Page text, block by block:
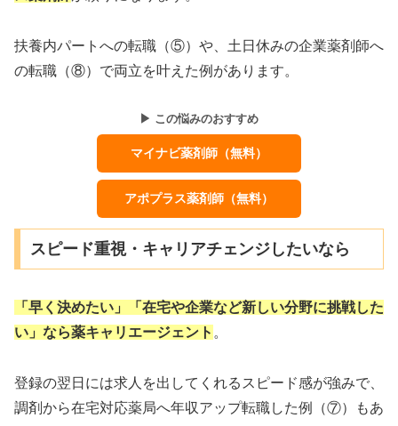
扶養内パートへの転職（⑤）や、土日休みの企業薬剤師へ
の転職（⑧）で両立を叶えた例があります。
▶ この悩みのおすすめ
マイナビ薬剤師（無料）
アポプラス薬剤師（無料）
スピード重視・キャリアチェンジしたいなら
「早く決めたい」「在宅や企業など新しい分野に挑戦した
い」なら薬キャリエージェント 。
登録の翌日には求人を出してくれるスピード感が強みで、
調剤から在宅対応薬局へ年収アップ転職した例（⑦）もあ